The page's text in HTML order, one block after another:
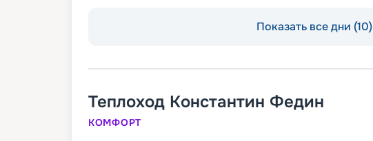
Показать все дни (10)
Теплоход Константин Федин
КОМФОРТ